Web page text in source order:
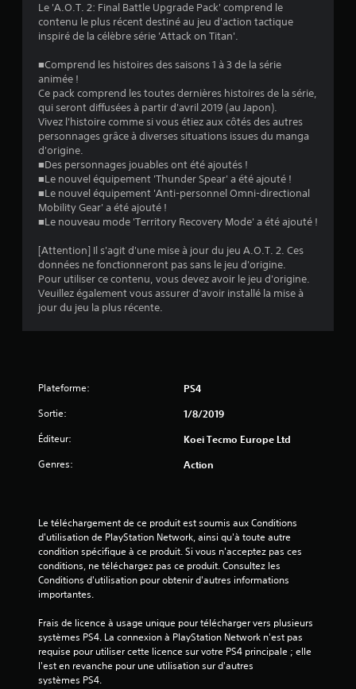
.
4
é
t
o
i
l
e
r
8
a
Le 'A.O.T. 2: Final Battle Upgrade Pack' comprend le
contenu le plus récent destiné au jeu d'action tactique
inspiré de la célèbre série 'Attack on Titan'.
■Comprend les histoires des saisons 1 à 3 de la série
animée !
Ce pack comprend les toutes dernières histoires de la série,
qui seront diffusées à partir d'avril 2019 (au Japon).
Vivez l'histoire comme si vous étiez aux côtés des autres
personnages grâce à diverses situations issues du manga
d'origine.
■Des personnages jouables ont été ajoutés !
■Le nouvel équipement 'Thunder Spear' a été ajouté !
■Le nouvel équipement 'Anti-personnel Omni-directional
Mobility Gear' a été ajouté !
■Le nouveau mode 'Territory Recovery Mode' a été ajouté !
[Attention] Il s'agit d'une mise à jour du jeu A.O.T. 2. Ces
données ne fonctionneront pas sans le jeu d'origine.
Pour utiliser ce contenu, vous devez avoir le jeu d'origine.
Veuillez également vous assurer d'avoir installé la mise à
jour du jeu la plus récente.
Plateforme: PS4
Sortie: 1/8/2019
Éditeur: Koei Tecmo Europe Ltd
Genres: Action
Le téléchargement de ce produit est soumis aux Conditions
d'utilisation de PlayStation Network, ainsi qu'à toute autre
condition spécifique à ce produit. Si vous n'acceptez pas ces
conditions, ne téléchargez pas ce produit. Consultez les
Conditions d'utilisation pour obtenir d'autres informations
importantes.
Frais de licence à usage unique pour télécharger vers plusieurs
systèmes PS4. La connexion à PlayStation Network n'est pas
requise pour utiliser cette licence sur votre PS4 principale ; elle
l'est en revanche pour une utilisation sur d'autres
systèmes PS4.